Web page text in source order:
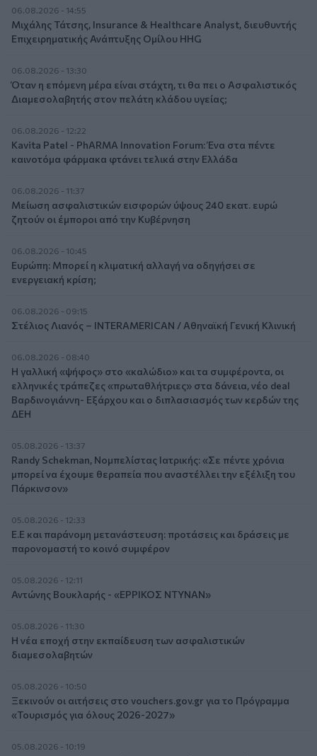
06.08.2026 - 14:55
Μιχάλης Τάτσης, Insurance & Healthcare Analyst, διευθυντής
Επιχειρηματικής Ανάπτυξης Ομίλου HHG
06.08.2026 - 13:30
Όταν η επόμενη μέρα είναι στάχτη, τι θα πει ο Ασφαλιστικός
Διαμεσολαβητής στον πελάτη κλάδου υγείας;
06.08.2026 - 12:22
Kavita Patel - PhARMA Innovation Forum: Ένα στα πέντε
καινοτόμα φάρμακα φτάνει τελικά στην Ελλάδα
06.08.2026 - 11:37
Μείωση ασφαλιστικών εισφορών ύψους 240 εκατ. ευρώ
ζητούν οι έμποροι από την Κυβέρνηση
06.08.2026 - 10:45
Ευρώπη: Μπορεί η κλιματική αλλαγή να οδηγήσει σε
ενεργειακή κρίση;
06.08.2026 - 09:15
Στέλιος Λιανός – INTERAMERICAN / Αθηναϊκή Γενική Κλινική
06.08.2026 - 08:40
Η γαλλική «ψήφος» στο «καλώδιο» και τα συμφέροντα, οι
ελληνικές τράπεζες «πρωταθλήτριες» στα δάνεια, νέο deal
Βαρδινογιάννη- Εξάρχου και ο διπλασιασμός των κερδών της
ΔΕΗ
05.08.2026 - 13:37
Randy Schekman, Νομπελίστας Ιατρικής: «Σε πέντε χρόνια
μπορεί να έχουμε θεραπεία που αναστέλλει την εξέλιξη του
Πάρκινσον»
05.08.2026 - 12:33
Ε.Ε και παράνομη μετανάστευση: προτάσεις και δράσεις με
παρονομαστή το κοινό συμφέρον
05.08.2026 - 12:11
Αντώνης Βουκλαρής - «ΕΡΡΙΚΟΣ ΝΤΥΝΑΝ»
05.08.2026 - 11:30
Η νέα εποχή στην εκπαίδευση των ασφαλιστικών
διαμεσολαβητών
05.08.2026 - 10:50
Ξεκινούν οι αιτήσεις στο vouchers.gov.gr για το Πρόγραμμα
«Τουρισμός για όλους 2026-2027»
05.08.2026 - 10:19